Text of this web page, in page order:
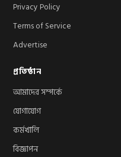
Privacy Policy
Terms of Service
Advertise
প্রতিষ্ঠান
আমাদের সম্পর্কে
যোগাযোগ
কর্মখালি
বিজ্ঞাপন